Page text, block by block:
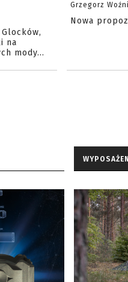
na
mody...
Grzegorz
Nowa